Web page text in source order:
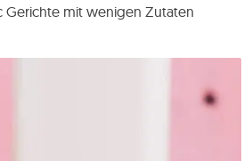
Gerichte mit wenigen Zutaten